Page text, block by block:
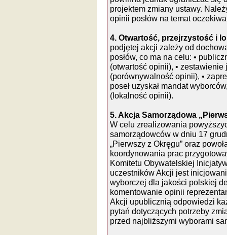
projektem zmiany ustawy.
opinii posłów na temat
4. Otwartość, przejrzystość i
podjętej akcji zależy od
posłów, co ma na celu: •
(otwartość opinii), •
(porównywalność opinii), •
poseł uzyskał mandat
(lokalność opinii).
5. Akcja Samorządowa
W celu zrealizowania
samorządowców w dniu 17
„Pierwszy z Okręgu” oraz
koordynowania prac
Komitetu Obywatelskiej
uczestników Akcji jest
wyborczej dla jakości polskiej
komentowanie opinii
Akcji upublicznią odpowiedzi
pytań dotyczących potrzeby
przed najbliższymi wyborami